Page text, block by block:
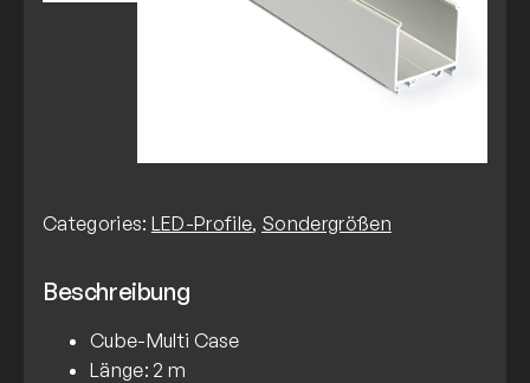
Categories: LED-Profile, Sondergrößen
Beschreibung
Cube-Multi Case
Länge: 2 m